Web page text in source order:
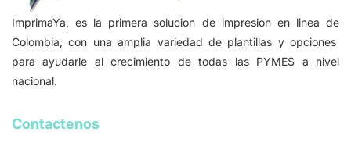
ImprimaYa, es la primera solucion de impresion en linea de
Colombia, con una amplia variedad de plantillas y opciones
para ayudarle al crecimiento de todas las PYMES a nivel
nacional.
Contactenos